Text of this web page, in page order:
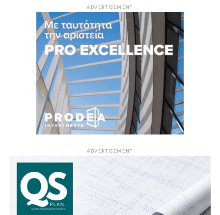
ADVERTISEMENT
ADVERTISEMENT